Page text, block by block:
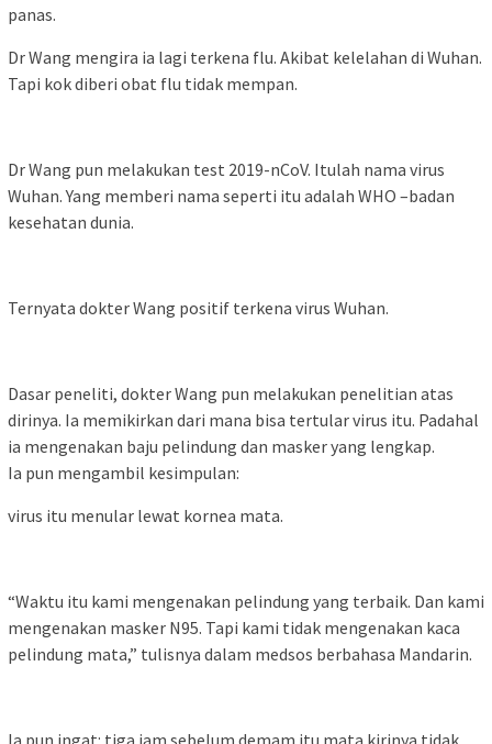
panas.
Dr Wang mengira ia lagi terkena flu. Akibat kelelahan di Wuhan.
Tapi kok diberi obat flu tidak mempan.
Dr Wang pun melakukan test 2019-nCoV. Itulah nama virus
Wuhan. Yang memberi nama seperti itu adalah WHO –badan
kesehatan dunia.
Ternyata dokter Wang positif terkena virus Wuhan.
Dasar peneliti, dokter Wang pun melakukan penelitian atas
dirinya. Ia memikirkan dari mana bisa tertular virus itu. Padahal
ia mengenakan baju pelindung dan masker yang lengkap.
Ia pun mengambil kesimpulan:
virus itu menular lewat kornea mata.
“Waktu itu kami mengenakan pelindung yang terbaik. Dan kami
mengenakan masker N95. Tapi kami tidak mengenakan kaca
pelindung mata,” tulisnya dalam medsos berbahasa Mandarin.
Ia pun ingat: tiga jam sebelum demam itu mata kirinya tidak